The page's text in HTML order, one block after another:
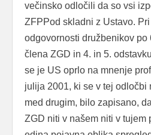
večinsko odločili da so vsi
ZFPPod skladni z Ustavo.
odgovornosti družbenikov po
člena ZGD in 4. in 5.
se je US oprlo na mnenje
julija 2001, ki se v tej odločbi
med drugim, bilo zapisano,
ZGD niti v našem niti v tujem